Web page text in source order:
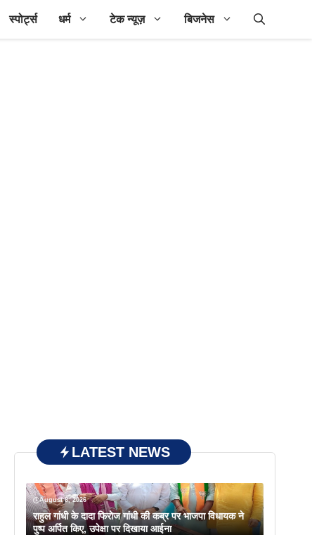
स्पोर्ट्स धर्म टेक न्यूज़ बिजनेस
LATEST NEWS
August 8, 2026
राहुल गांधी के दादा फिरोज गांधी की कब्र पर भाजपा विधायक ने
पुष्प अर्पित किए, उपेक्षा पर दिखाया आईना